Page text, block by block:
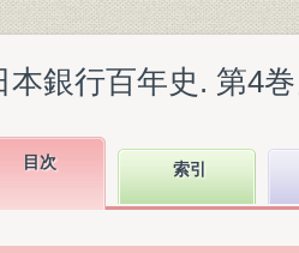
本銀行百年史. 第4
目次 索引